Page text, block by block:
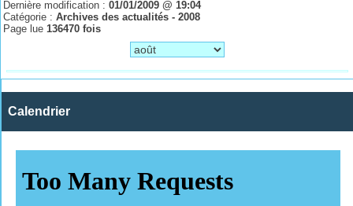
Dernière modification :01/01/2009 @ 19:04
Catégorie :Archives des actualités - 2008
Page lue 136470 fois
Calendrier